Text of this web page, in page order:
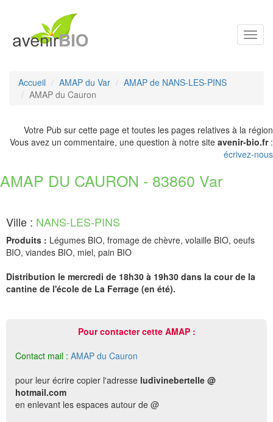
Accueil AMAP du Var
AMAP de NANS-LES-PINS
AMAP du Cauron
Votre Pub sur cette page et toutes les pages relatives à la région
Vous avez un commentaire, une question à notre site avenir-bio.fr:
écrivez-nous
AMAP DU CAURON - 83860 Var
Ville : NANS-LES-PINS
Produits : Légumes BIO, fromage de chèvre, volaille BIO, oeufs
BIO, viandes BIO, miel, pain BIO
Distribution le mercredi de 18h30 à 19h30 dans la cour de la
cantine de l'école de La Ferrage (en été).
Pour contacter cette AMAP :
Contact mail : AMAP du Cauron
pour leur écrire copier l'adresse ludivinebertelle @
hotmail.com
en enlevant les espaces autour de @